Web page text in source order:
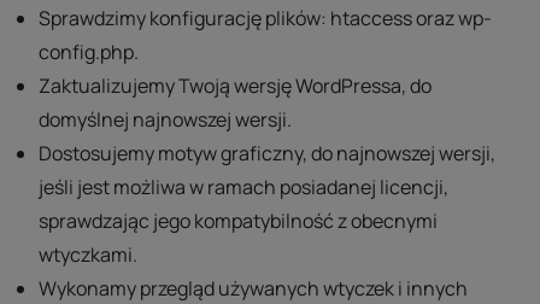
Sprawdzimy konfigurację plików: htaccess oraz wp-
config.php.
Zaktualizujemy Twoją wersję WordPressa, do
domyślnej najnowszej wersji.
Dostosujemy motyw graficzny, do najnowszej wersji,
jeśli jest możliwa w ramach posiadanej licencji,
sprawdzając jego kompatybilność z obecnymi
wtyczkami.
Wykonamy przegląd używanych wtyczek i innych